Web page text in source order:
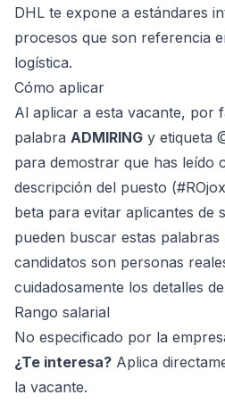
DHL te expone a estándares
procesos que son referencia
logística.
Cómo aplicar
Al aplicar a esta vacante, por
palabra ADMIRING y etiqueta
para demostrar que has leído
descripción del puesto
beta para evitar aplicantes de
pueden buscar estas
candidatos son personas
cuidadosamente los detalles
Rango salarial
No especificado por la
¿Te interesa? Aplica
la vacante.